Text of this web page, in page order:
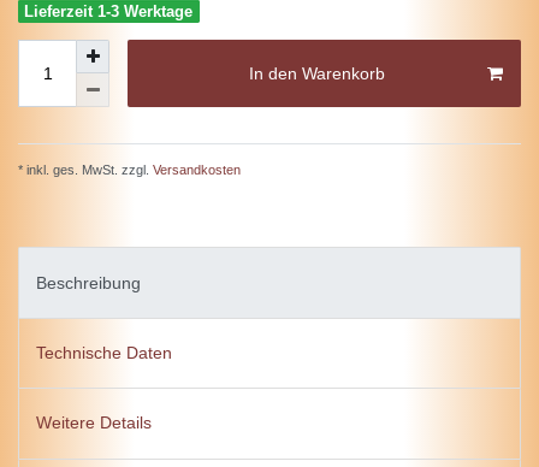
Lieferzeit 1-3 Werktage
In den Warenkorb
* inkl. ges. MwSt. zzgl. Versandkosten
Beschreibung
Technische Daten
Weitere Details